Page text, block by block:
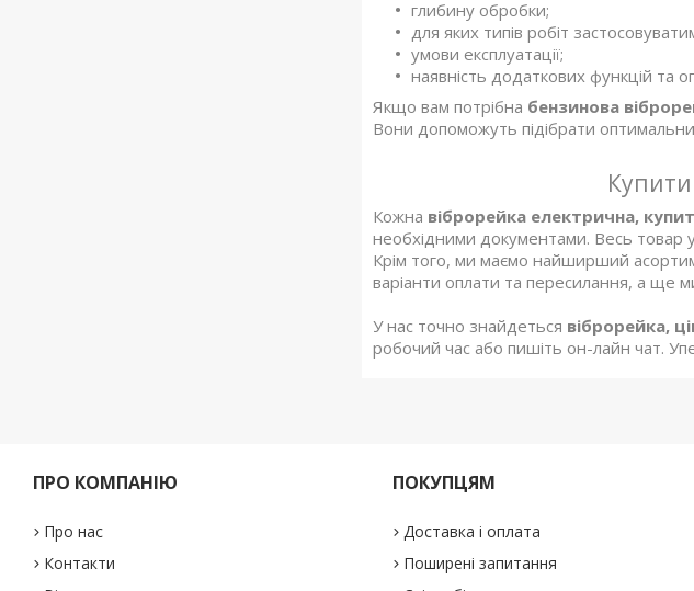
глибину обробки;
для яких типів робіт
умови експлуатації;
наявність додаткових функцій та
Якщо вам потрібна бензинова
Вони допоможуть підібрати
Кожна віброрейка електрична,
необхідними документами. Весь товар
Крім того, ми маємо найширший
варіанти оплати та пересилання, а ще
У нас точно знайдеться віброрейка,
робочий час або пишіть он-лайн чат.
ПРО КОМПАНІЮ
Про нас
Контакти
ПОКУПЦЯМ
Доставка і оплата
Поширені запитання